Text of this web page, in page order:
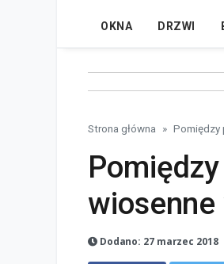
OKNA DRZWI
Strona główna Pomiędzy
Dodano: 27 marzec 2018